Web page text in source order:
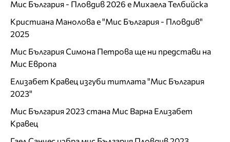
Мис България - Пловдив 2026 е Михаела Телбийска
Кристиана Манолова е "Мис България - Пловдив"
2025
Мис България Симона Петрова ще ни представи на
Мис Европа
Елизабет Кравец изгуби титлата "Мис България
2023"
Мис България 2023 стана Мис Варна Елизабет
Кравец